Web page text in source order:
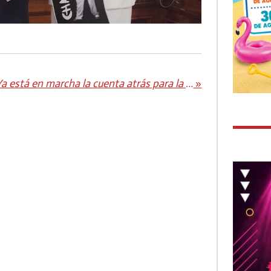
Ya está en marcha la cuenta atrás para la apasionante III OCR Danger Extreme en Caleta de Fuste »